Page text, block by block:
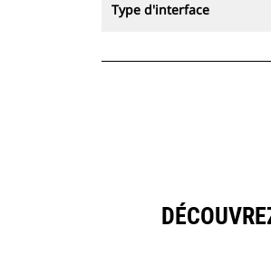
Type d'interface